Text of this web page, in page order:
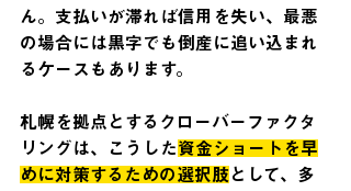
ん。支払いが滞れば信用を失い、最悪
の場合には黒字でも倒産に追い込まれ
るケースもあります。
札幌を拠点とするクローバーファクタ
リングは、こうした資金ショートを早
めに対策するための選択肢として、多